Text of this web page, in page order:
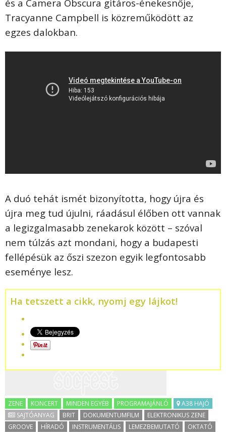
és a Camera Obscura gitáros-énekesnője,
Tracyanne Campbell is közreműködött az
egzes dalokban.
A duó tehát ismét bizonyította, hogy újra és
újra meg tud újulni, ráadásul élőben ott vannak
a legizgalmasabb zenekarok között – szóval
nem túlzás azt mondani, hogy a budapesti
fellépésük az őszi szezon egyik legfontosabb
eseménye lesz.
Ha tetszett a cikk, nyomj egy lájkot!
ZENE KONCERT MINDEN EGYÉB PROGRAMAJÁNLÓ
A38 HAJÓ
SAJTÓANYAG
BRIT DOKUMENTUMFILM
ELEKTRONIKUS ZENE
GROOVE
HÍRADÓ INSTRUMENTÁLIS LEMEZBEMUTATÓ
OKTATÓ